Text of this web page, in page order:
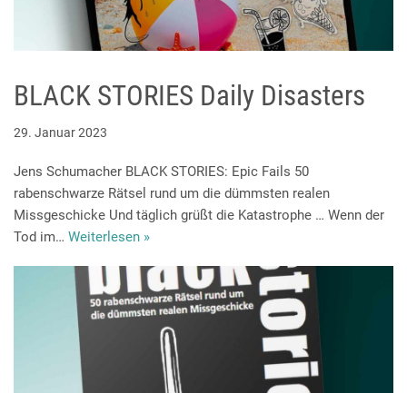
BLACK STORIES Daily Disasters
29. Januar 2023
Jens Schumacher BLACK STORIES: Epic Fails 50
rabenschwarze Rätsel rund um die dümmsten realen
Missgeschicke Und täglich grüßt die Katastrophe … Wenn der
Tod im… Weiterlesen »